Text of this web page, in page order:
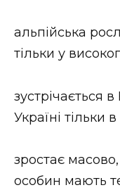
альпійська
тільки у
зустрічається
Україні тільки
зростає
особин мають